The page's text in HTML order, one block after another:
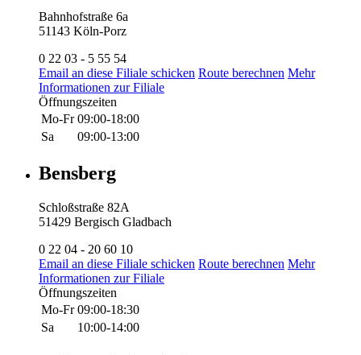
Bahnhofstraße 6a
51143 Köln-Porz
0 22 03 - 5 55 54
Email an diese Filiale schicken Route berechnen Mehr
Informationen zur Filiale
Öffnungszeiten
Mo-Fr 09:00-18:00
Sa
09:00-13:00
Bensberg
Schloßstraße 82A
51429 Bergisch Gladbach
0 22 04 - 20 60 10
Email an diese Filiale schicken Route berechnen Mehr
Informationen zur Filiale
Öffnungszeiten
Mo-Fr 09:00-18:30
Sa
10:00-14:00